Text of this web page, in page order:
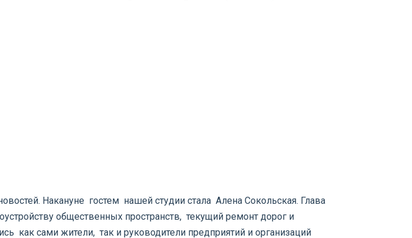
Накануне гостем нашей студии стала Алена Сокольская. Глава
общественных пространств, текущий ремонт дорог и
как сами жители, так и руководители предприятий и организаций